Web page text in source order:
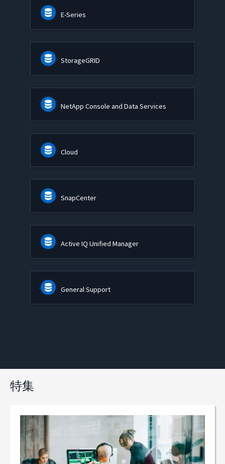
E-Series
StorageGRID
NetApp Console and Data Services
Cloud
SnapCenter
Active IQ Unified Manager
General Support
特集